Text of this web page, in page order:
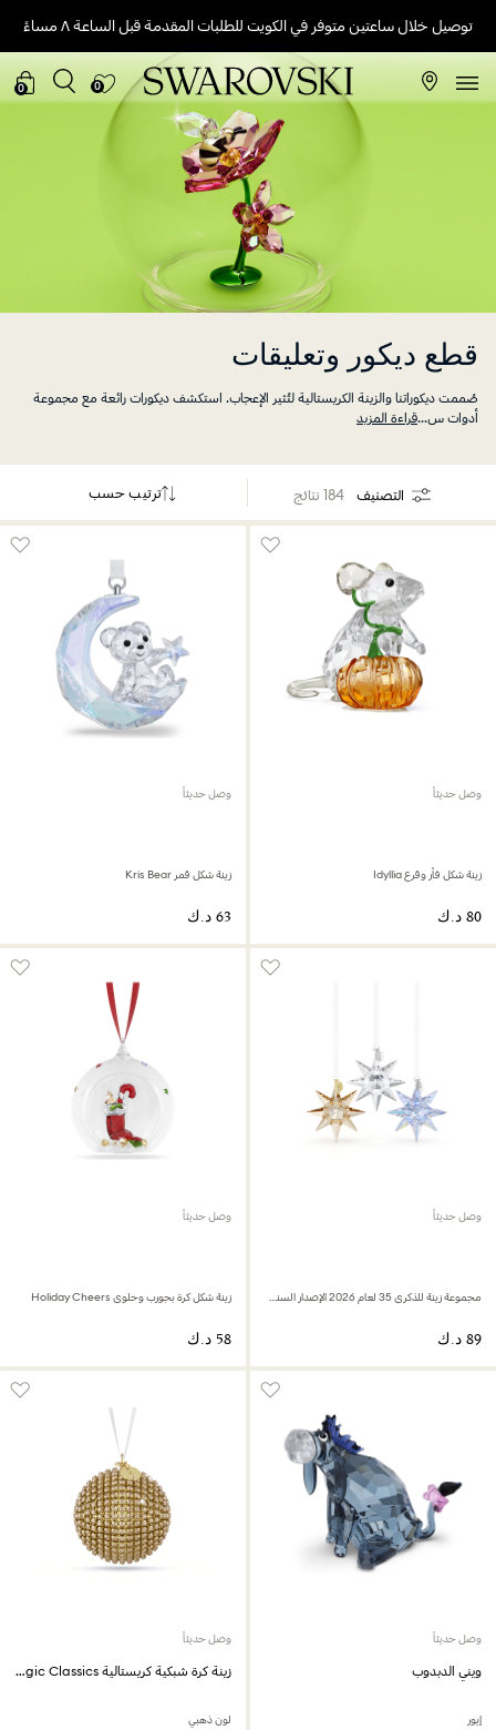
توصيل خلال ساعتين متوفر في الكويت للطلبات المقدمة قبل الساعة ٨ مساءً
0
0
قطع ديكور وتعليقات
صُممت ديكوراتنا والزينة الكريستالية لتُثير الإعجاب. استكشف ديكورات رائعة مع مجموعة
أدوات س...قراءة المزيد
التصنيف 184 نتائج ترتيب حسب
وصل حديثاً
زينة شكل فأر وقرع Idyllia
وصل حديثاً
زينة شكل قمر Kris Bear
وصل حديثاً
مجموعة زينة للذكرى 35 لعام 2026 الإصدار السنوي
وصل حديثاً
زينة شكل كرة بجورب وحلوى Holiday Cheers
وصل حديثاً
ويني الدبدوب
إيور
وصل حديثاً
زينة كرة شبكية كريستالية Holiday Magic Classics
لون ذهبي